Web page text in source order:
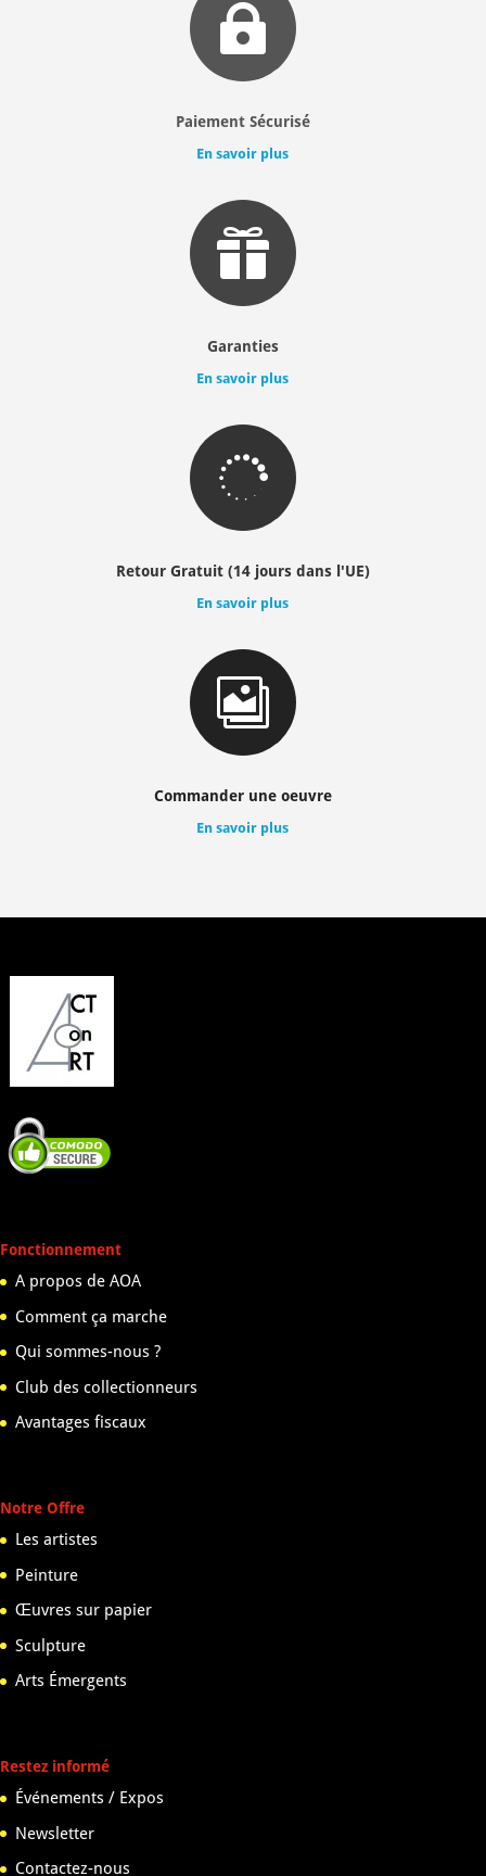

Paiement Sécurisé
En savoir plus

Garanties
En savoir plus

Retour Gratuit (14 jours dans l'UE)
En savoir plus

Commander une oeuvre
En savoir plus
Fonctionnement
A propos de AOA
Comment ça marche
Qui sommes-nous ?
Club des collectionneurs
Avantages fiscaux
Notre Offre
Les artistes
Peinture
Œuvres sur papier
Sculpture
Arts Émergents
Restez informé
Événements / Expos
Newsletter
Contactez-nous